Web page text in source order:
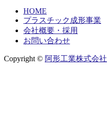
HOME
プラスチック成形事業
会社概要・採用
お問い合わせ
Copyright © 阿形工業株式会社